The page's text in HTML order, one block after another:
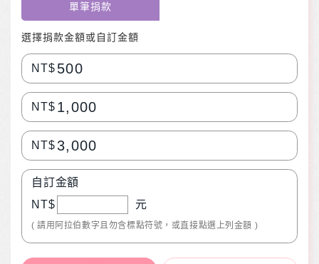
單筆捐款
選擇捐款金額或自訂金額
NT$ 500
NT$ 1,000
NT$ 3,000
自訂金額
NT$
元
( 請用阿拉伯數字且勿含標點符號，或直接點選上列金額 )